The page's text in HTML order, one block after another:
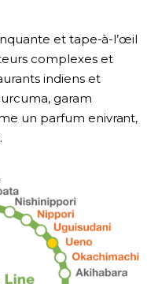
et tape-à-l’œil
complexes et
indiens et
garam
un parfum enivrant,